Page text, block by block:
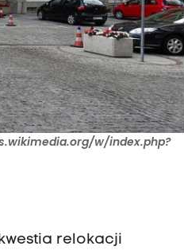
w/index.php?
relokacji